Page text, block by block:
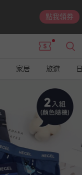
點我領券
家居 旅遊